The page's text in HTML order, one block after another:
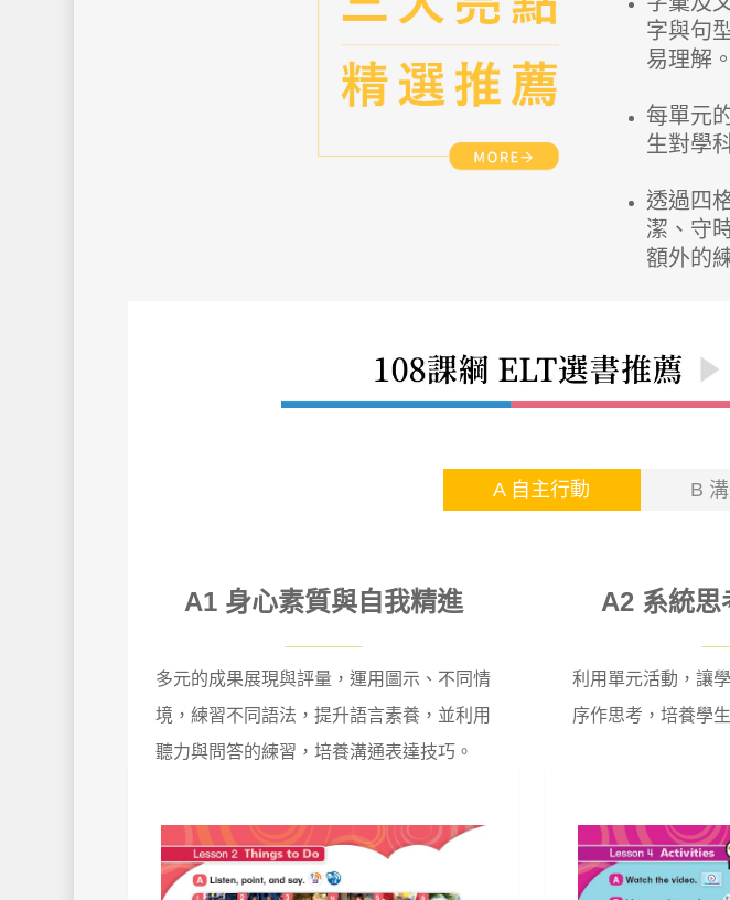
字與句
易理解。
每單元
生對學
透過四
潔、守
額外的
A 自主行動 B
A1 身心素質與自我精進
多元的成果展現與評量，運用圖示、不同情
境，練習不同語法，提升語言素養，並利用
聽力與問答的練習，培養溝通表達技巧。
A2 系統思
利用單元活動，讓
序作思考，培養學